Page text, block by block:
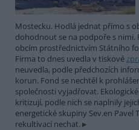
Mostecku. Hodlá jednat přímo s
dohodnout se na podpoře s nimi.
obcím prostřednictvím Státního
Firma to dnes uvedla v tiskové
neuvedla, podle předchozích
korun. Fond se nechtěl k
společnosti vyjadřovat.
kritizují, podle nich se naplnily
energetické skupiny Sev.en Pavel
rekultivací nechat.